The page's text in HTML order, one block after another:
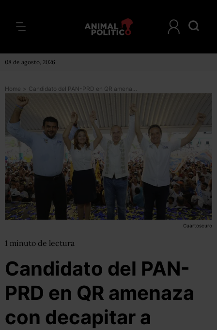
08 de agosto, 2026
Home > Candidato del PAN-PRD en QR amenaza con decapitar a traidores, en video de hace 11 años
Cuartoscuro
1 minuto de lectura
Candidato del PAN-
PRD en QR amenaza
con decapitar a